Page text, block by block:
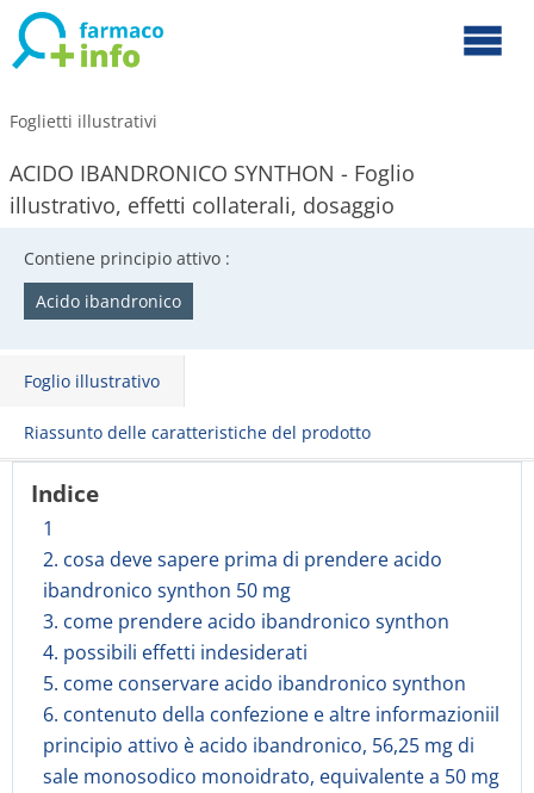
Foglietti illustrativi
ACIDO IBANDRONICO SYNTHON - Foglio
illustrativo, effetti collaterali, dosaggio
Contiene principio attivo :
Acido ibandronico
Foglio illustrativo
Riassunto delle caratteristiche del prodotto
Indice
1
2. cosa deve sapere prima di prendere acido
ibandronico synthon 50 mg
3. come prendere acido ibandronico synthon
4. possibili effetti indesiderati
5. come conservare acido ibandronico synthon
6. contenuto della confezione e altre informazioniil
principio attivo è acido ibandronico, 56,25 mg di
sale monosodico monoidrato, equivalente a 50 mg